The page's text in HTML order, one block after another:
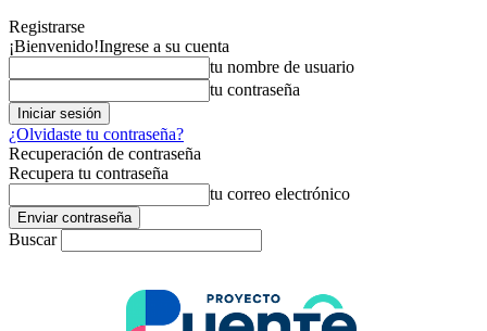
Registrarse
¡Bienvenido!Ingrese a su cuenta
tu nombre de usuario
tu contraseña
¿Olvidaste tu contraseña?
Recuperación de contraseña
Recupera tu contraseña
tu correo electrónico
Buscar